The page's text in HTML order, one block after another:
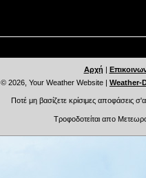
Αρχή |
© 2026, Your Weather Website | Weather-
Ποτέ μη βασίζετε κρίσιμες αποφάσεις
Τροφοδοτείται απο